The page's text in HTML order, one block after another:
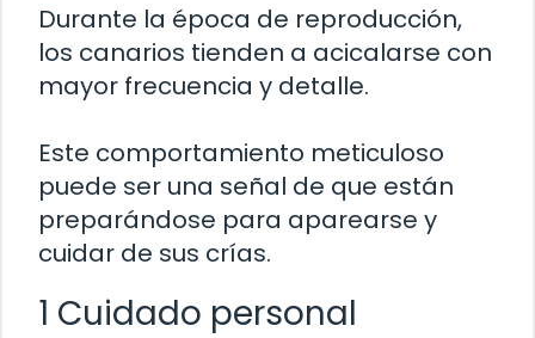
Durante la época de reproducción,
los canarios tienden a acicalarse con
mayor frecuencia y detalle.
Este comportamiento meticuloso
puede ser una señal de que están
preparándose para aparearse y
cuidar de sus crías.
1 Cuidado personal